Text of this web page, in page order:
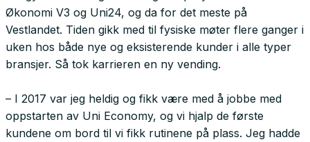
Økonomi V3 og Uni24, og da for det meste på
Vestlandet. Tiden gikk med til fysiske møter flere ganger i
uken hos både nye og eksisterende kunder i alle typer
bransjer. Så tok karrieren en ny vending.
– I 2017 var jeg heldig og fikk være med å jobbe med
oppstarten av Uni Economy, og vi hjalp de første
kundene om bord til vi fikk rutinene på plass. Jeg hadde